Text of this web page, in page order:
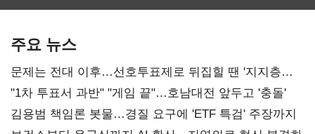
주요 뉴스
문제는 전대 이후…선호투표제로 뒤집힐 땐 '지지층
불복'
"1차 투표서 과반" "게임 끝"…호남대전 앞두고 '충돌'
김용범 책임론 봇물…경질 요구에 'ETF 특검' 주장까지